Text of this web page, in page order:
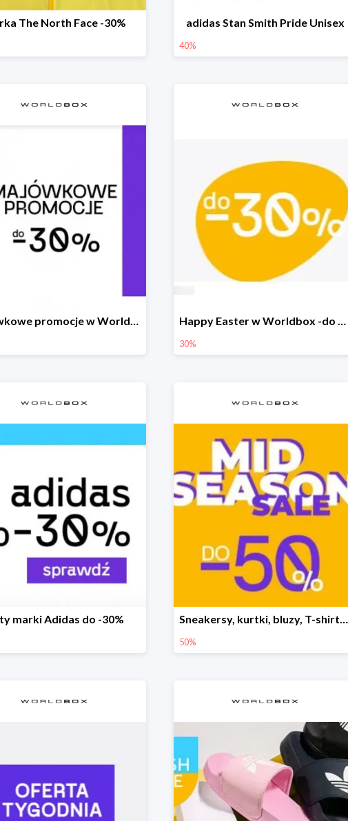
The North Face -30% adidas Stan Smith Pride Unisex
40%
Majówkowe promocje w Worldbox do -30% Happy Easter w Worldbox -do 30% na wybrane produkty
30%
marki Adidas do -30% Sneakersy, kurtki, bluzy, T-shirty i akcesoria nawet o 50% taniej
50%